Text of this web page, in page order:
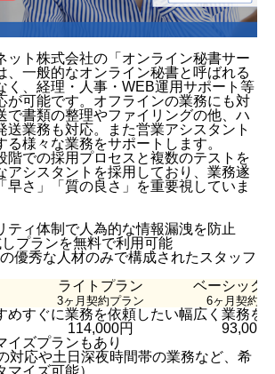
ット株式会社の「オンライン秘書サー
、一般的なオンライン秘書と呼ばれる
く、経理・人事・WEB運用サポート等
が可能です。オフラインの業務にも対
で書類の整理やファイリングの他、ハ
送業務も対応。また営業アシスタント
る様々な業務をサポートします。
階での採用プロセスと複数のテストを
アシスタントを採用しており、業務遂
早さ」「質の良さ」を重要視していま
ティ体制で人為的な情報漏洩を防止
しプランを無料で利用可能
優秀な人材のみで構成されたスタッフ
ライトプラン
3ヶ月契約プラン
ベーシック
6ヶ月契約プ
めすぐに業務を依頼したい幅広く業務を
114,000円
93,000
ズプランもあり
対応や土日深夜時間帯の業務など、希